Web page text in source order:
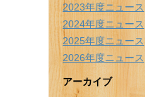
2023年度ニュース
2024年度ニュース
2025年度ニュース
2026年度ニュース
アーカイブ